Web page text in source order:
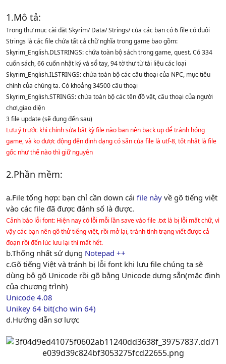
1.Mô tả:
Trong thư mục cài đặt Skyrim/ Data/ Strings/ của các bạn có 6 file có đuôi
Strings là các file chứa tất cả chữ nghĩa trong game bao gồm:
Skyrim_English.DLSTRINGS: chứa toàn bộ sách trong game, quest. Có 334
cuốn sách, 66 cuốn nhật ký và sổ tay, 94 tờ thư từ tài liệu các loại
Skyrim_English.ILSTRINGS: chứa toàn bộ các câu thoại của NPC, mục tiêu
chính của chúng ta. Có khoảng 34500 câu thoại
Skyrim_English.STRINGS: chứa toàn bộ các tên đồ vật, câu thoại của người
chơi,giao diện
3 file update (sẽ đụng đến sau)
Lưu ý trước khi chỉnh sửa bất kỳ file nào bạn nên back up để tránh hỏng
game, và ko được động đến định dạng có sẵn của file là utf-8, tốt nhất là file
gốc như thế nào thì giữ nguyên
2.Phần mềm:
a.File tổng hợp: bạn chỉ cần down cái file này về gõ tiếng việt
vào các file đã được đánh số là được.
Cảnh báo lỗi font: Hiện nay có lỗi mỗi lần save vào file .txt là bị lỗi mất chữ, vì
vậy các bạn nên gõ thử tiếng việt, rồi mở lại, tránh tình trạng viết được cả
đoạn rồi đến lúc lưu lại thì mất hết.
b.Thống nhất sử dụng Notepad ++
c.Gõ tiếng Việt và tránh bị lỗi font khi lưu file chúng ta sẽ
dùng bộ gõ Unicode rồi gõ bằng Unicode dựng sẵn(mặc định
của chương trình)
Unicode 4.08
Unikey 64 bit(cho win 64)
d.Hướng dẫn sơ lược